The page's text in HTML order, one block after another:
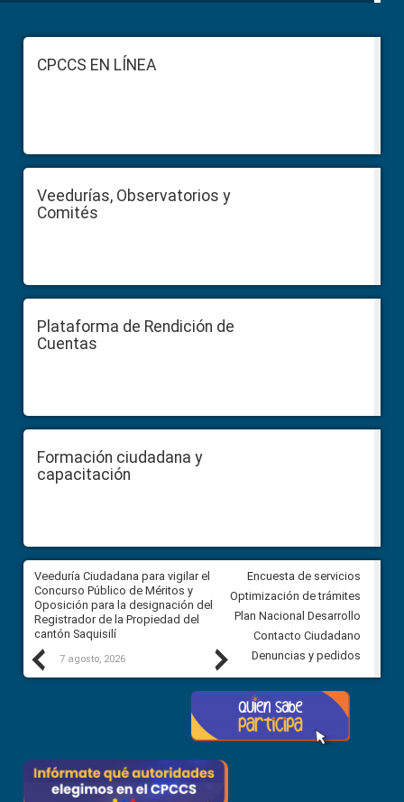
FooterCPCCS EN LÍNEA
Veedurías, Observatorios y
Comités
Plataforma de Rendición de
Cuentas
Formación ciudadana y
capacitación
Previous
Veeduría Ciudadana para vigilar el
Concurso Público de Méritos y
Oposición para la designación del
Registrador de la Propiedad del
cantón Saquisilí
7 agosto, 2026
Veeduría Ciudadana para
construcción del asfaltado de
Ballenita del cantón Santa
7 agosto, 2026
Next
Encuesta de servicios
Optimización de trámites
Plan Nacional Desarrollo
Contacto Ciudadano
Denuncias y pedidos